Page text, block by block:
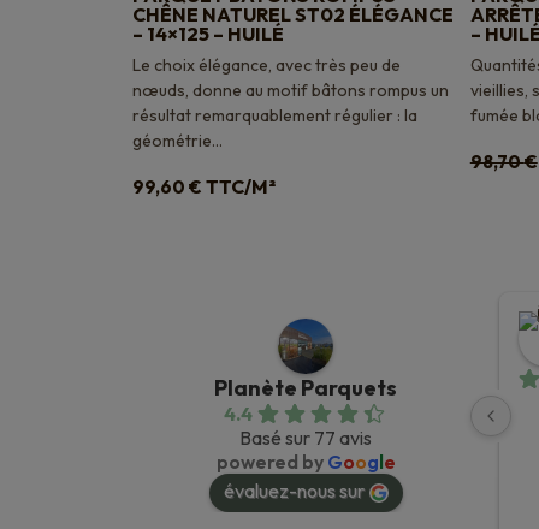
CHÊNE NATUREL ST02 ÉLÉGANCE
– 14×125 – HUILÉ
Le choix élégance, avec très peu de
nœuds, donne au motif bâtons rompus un
résultat remarquablement régulier : la
géométrie...
99,60 € TTC/M²
–
vieillies,
fumée
98,70€
Planète Parquets
4.4
Basé sur 77 avis
powered by Google
évaluez-nous sur